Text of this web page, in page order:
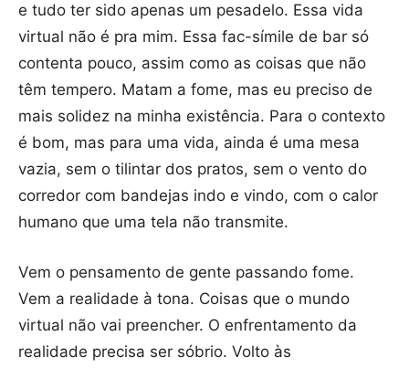
e tudo ter sido apenas um pesadelo. Essa vida
virtual não é pra mim. Essa fac-símile de bar só
contenta pouco, assim como as coisas que não
têm tempero. Matam a fome, mas eu preciso de
mais solidez na minha existência. Para o contexto
é bom, mas para uma vida, ainda é uma mesa
vazia, sem o tilintar dos pratos, sem o vento do
corredor com bandejas indo e vindo, com o calor
humano que uma tela não transmite.
Vem o pensamento de gente passando fome.
Vem a realidade à tona. Coisas que o mundo
virtual não vai preencher. O enfrentamento da
realidade precisa ser sóbrio. Volto às